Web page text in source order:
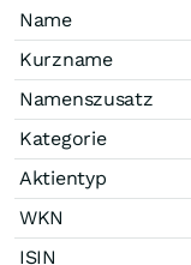
Name
Kurzname
Namenszusatz
Kategorie
Aktientyp
WKN
ISIN